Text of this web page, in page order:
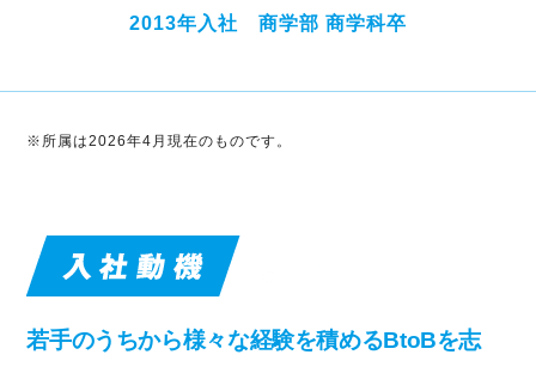
2013年入社 商学部 商学科卒
※所属は2026年4月現在のものです。
若手のうちから様々な経験を積めるBtoBを志